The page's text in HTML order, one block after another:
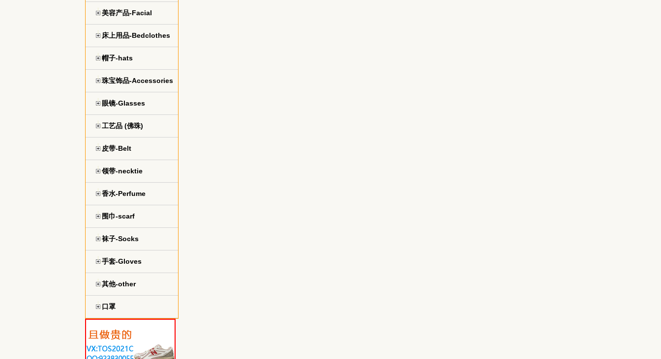
美容产品-Facial
床上用品-Bedclothes
帽子-hats
珠宝饰品-Accessories
眼镜-Glasses
工艺品 (佛珠)
皮带-Belt
领带-necktie
香水-Perfume
围巾-scarf
袜子-Socks
手套-Gloves
其他-other
口罩